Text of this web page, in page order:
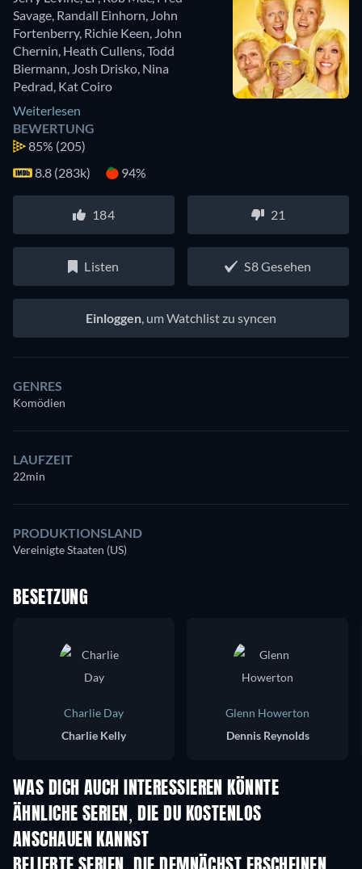
Savage Randall Einhorn John
Fortenberry, Richie Keen John
Chernin Heath Cullens Todd
Biermann Josh Drisko Nina
Pedrad Kat Coiro
Weiterlesen
BEWERTUNG
85% (205)
8.8 (283k)
94%
184 21
Listen S8 Gesehen
Einloggen , um Watchlist zu syncen
GENRES
Komödien
LAUFZEIT
22min
PRODUKTIONSLAND
Vereinigte Staaten (US)
BESETZUNG
Charlie Day
Charlie Kelly
Glenn Howerton
Dennis Reynolds
WAS DICH AUCH INTERESSIEREN KÖNNTE
Serie Serie
ÄHNLICHE SERIEN, DIE DU KOSTENLOS
ANSCHAUEN KANNST
Serie
Serie Serie